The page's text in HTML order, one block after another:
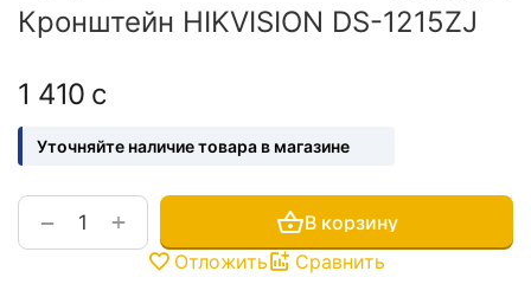
Кронштейн HIKVISION DS-1215ZJ
1 410 с
Уточняйте наличие товара в магазине
+
−
В корзину
Отложить
Сравнить